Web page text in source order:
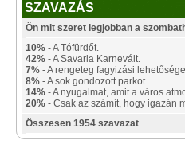
SZAVAZÁS
Ön mit szeret legjobban a
10% - A Tófürdőt.
42% - A Savaria Karnevált.
7% - A rengeteg fagyizási
8% - A sok gondozott parkot.
14% - A nyugalmat, amit a város
20% - Csak az számít, hogy igazán
Összesen 1954 szavazat